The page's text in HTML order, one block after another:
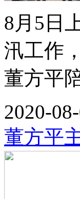
8月5日
汛工作
董方平
2020-
董方平